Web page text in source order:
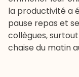
la productivité a
pause repas et
collègues,
chaise du matin